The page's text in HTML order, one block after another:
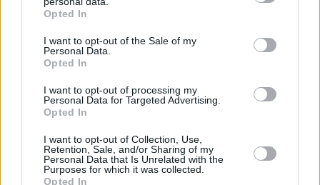
grant or deny consent to Google and its third-party tags to
use your data for below specified purposes in below Google
consent section.
Opted In
I want to opt-out of the Sale of my
Personal Data.
Opted In
I want to opt-out of processing my
Personal Data for Targeted Advertising.
Opted In
I want to opt-out of Collection, Use,
Retention, Sale, and/or Sharing of my
Personal Data that Is Unrelated with the
Purposes for which it was collected.
Opted In
εκδοχή για το φονικό στην Κυψέλη και η σιωπή